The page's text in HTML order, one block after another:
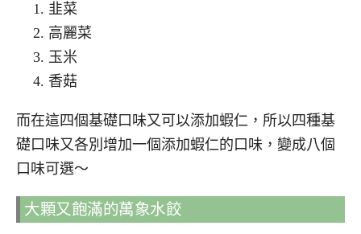
韭菜
高麗菜
玉米
香菇
而在這四個基礎口味又可以添加蝦仁，所以四種基
礎口味又各別增加一個添加蝦仁的口味，變成八個
口味可選～
大顆又飽滿的萬象水餃